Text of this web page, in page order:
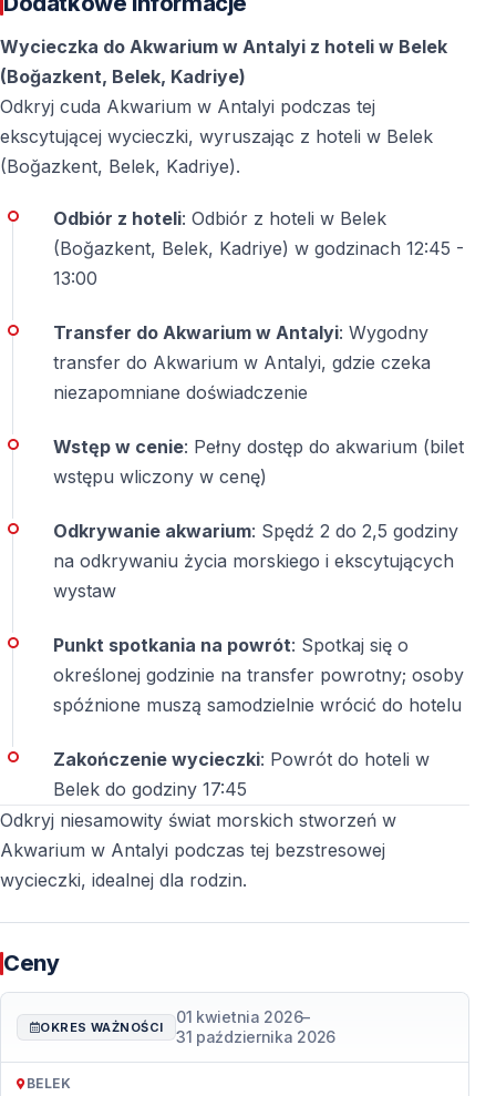
Wycieczka do Akwarium w Antalyi z hoteli w Belek
(Boğazkent, Belek, Kadriye)
Odkryj cuda Akwarium w Antalyi podczas tej
ekscytującej wycieczki, wyruszając z hoteli w Belek
(Boğazkent, Belek, Kadriye).
Odbiór z hoteli: Odbiór z hoteli w Belek
(Boğazkent, Belek, Kadriye) w godzinach 12:45 -
13:00
Transfer do Akwarium w Antalyi: Wygodny
transfer do Akwarium w Antalyi, gdzie czeka
niezapomniane doświadczenie
Wstęp w cenie: Pełny dostęp do akwarium (bilet
wstępu wliczony w cenę)
Odkrywanie akwarium: Spędź 2 do 2,5 godziny
na odkrywaniu życia morskiego i ekscytujących
wystaw
Punkt spotkania na powrót: Spotkaj się o
określonej godzinie na transfer powrotny; osoby
spóźnione muszą samodzielnie wrócić do hotelu
Zakończenie wycieczki: Powrót do hoteli w
Belek do godziny 17:45
Odkryj niesamowity świat morskich stworzeń w
Akwarium w Antalyi podczas tej bezstresowej
wycieczki, idealnej dla rodzin.
Ceny
OKRES WAŻNOŚCI
01 kwietnia 2026–
31 października 2026
BELEK